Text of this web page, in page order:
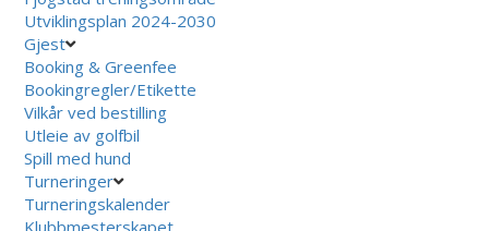
Utviklingsplan 2024-2030
Gjest
Booking & Greenfee
Bookingregler/Etikette
Vilkår ved bestilling
Utleie av golfbil
Spill med hund
Turneringer
Turneringskalender
Klubbmesterskapet